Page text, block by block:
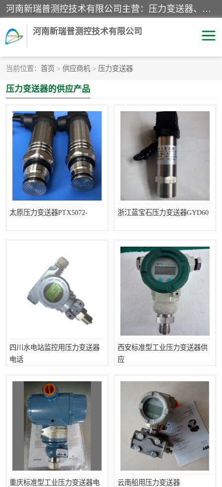
河南新瑞普测控技术有限公司主营：压力变送器、液位变送器、差压变送器、雷达料位计、电容物位计、温度显示控制仪表、电量变送器、流量计、工业自动化系统成套设备。
河南新瑞普测控技术有限公司
当前位置： 首页 > 供应商机 > 压力变送器
压力变送器的供应产品
太原压力变送器PTX5072- 浙江蓝宝石压力变送器GYD60
四川水电站监控用压力变送器
电话
西安标准型工业压力变送器供
应
重庆标准型工业压力变送器电
云南船用压力变送器
霍尼韦尔压力变送器
1151/3351产品分类 精巧型压力变送器
液位变送器 雷达料位计
标准型工业压力变送器 罐旁显示仪
差压变送器 温度传感器变送器
压力变送器 电容物位计
温度显示控制仪表 电量变送器
工业自动化系统成套设备